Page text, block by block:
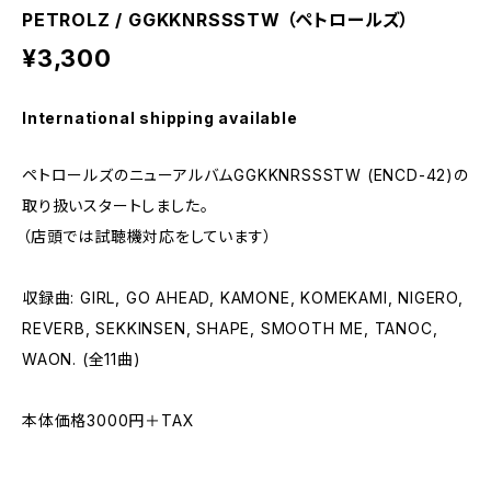
PETROLZ / GGKKNRSSSTW （ペトロールズ）
¥3,300
International shipping available
ペトロールズのニューアルバムGGKKNRSSSTW (ENCD-42)の
取り扱いスタートしました。
（店頭では試聴機対応をしています）
収録曲: GIRL, GO AHEAD, KAMONE, KOMEKAMI, NIGERO,
REVERB, SEKKINSEN, SHAPE, SMOOTH ME, TANOC,
WAON. (全11曲)
本体価格3000円＋TAX